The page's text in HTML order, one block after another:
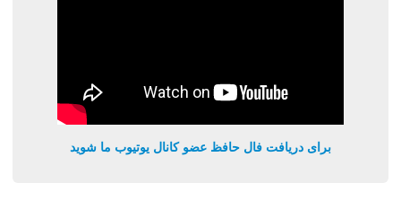
برای دریافت فال حافظ عضو کانال یوتیوب ما شوید